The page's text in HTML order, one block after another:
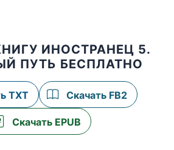
ИНОСТРАНЕЦ 5.
ПУТЬ БЕСПЛАТНО
TXT Скачать FB2
Скачать EPUB